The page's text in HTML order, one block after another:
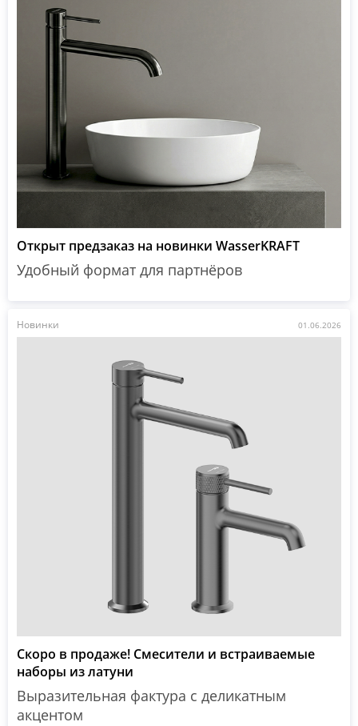
Открыт предзаказ на новинки WasserKRAFT
Удобный формат для партнёров
Новинки 01.06.2026
Скоро в продаже! Смесители и встраиваемые
наборы из латуни
Выразительная фактура с деликатным
акцентом